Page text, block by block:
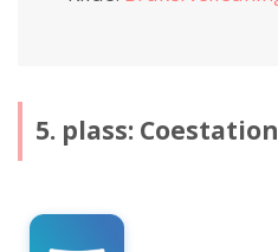
5. plass: Coestation